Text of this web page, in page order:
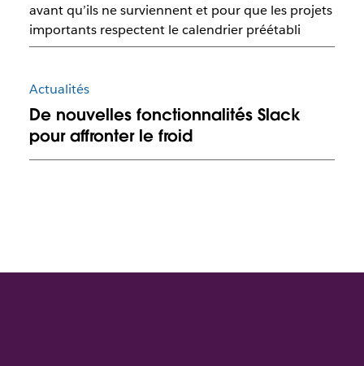
avant qu’ils ne surviennent et pour que les projets
importants respectent le calendrier préétabli
Actualités
De nouvelles fonctionnalités Slack
pour affronter le froid